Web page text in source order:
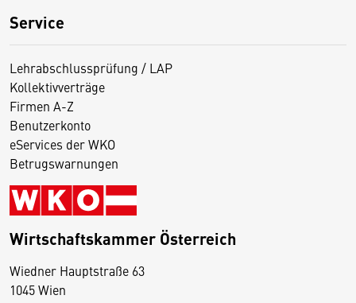
Service
Lehrabschlussprüfung / LAP
Kollektivverträge
Firmen A-Z
Benutzerkonto
eServices der WKO
Betrugswarnungen
Wirtschaftskammer Österreich
Wiedner Hauptstraße 63
1045 Wien
D